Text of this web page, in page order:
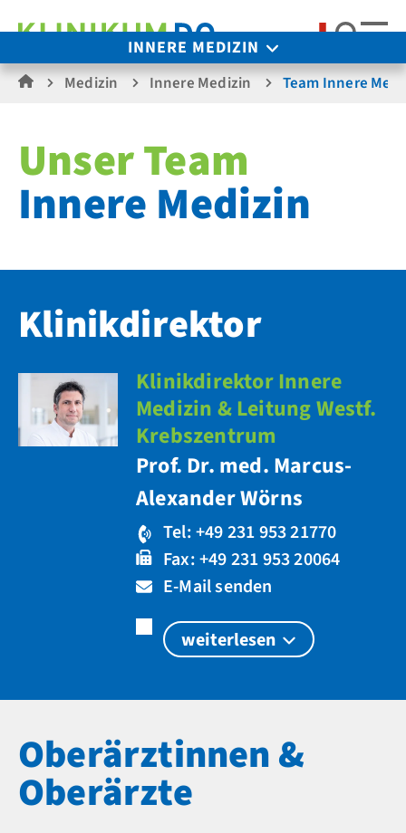
INNERE MEDIZIN
Medizin Innere Medizin Team Innere
Unser Team
Innere Medizin
Klinikdirektor
Klinikdirektor Innere
Medizin & Leitung Westf.
Krebszentrum
Prof. Dr. med. Marcus-
Alexander Wörns
Tel: +49 231 953 21770
Fax: +49 231 953 20064
E-Mail senden
weiterlesen
Oberärztinnen &
Oberärzte